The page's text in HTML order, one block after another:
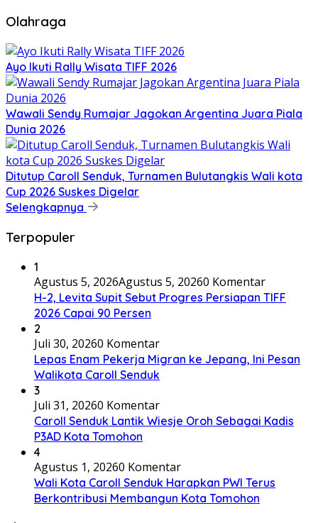
Olahraga
Ayo Ikuti Rally Wisata TIFF 2026
Wawali Sendy Rumajar Jagokan Argentina Juara Piala
Dunia 2026
Ditutup Caroll Senduk, Turnamen Bulutangkis Wali kota
Cup 2026 Suskes Digelar
Selengkapnya
Terpopuler
1
Agustus 5, 2026Agustus 5, 20260 Komentar
H-2, Levita Supit Sebut Progres Persiapan TIFF
2026 Capai 90 Persen
2
Juli 30, 20260 Komentar
Lepas Enam Pekerja Migran ke Jepang, Ini Pesan
Walikota Caroll Senduk
3
Juli 31, 20260 Komentar
Caroll Senduk Lantik Wiesje Oroh Sebagai Kadis
P3AD Kota Tomohon
4
Agustus 1, 20260 Komentar
Wali Kota Caroll Senduk Harapkan PWI Terus
Berkontribusi Membangun Kota Tomohon